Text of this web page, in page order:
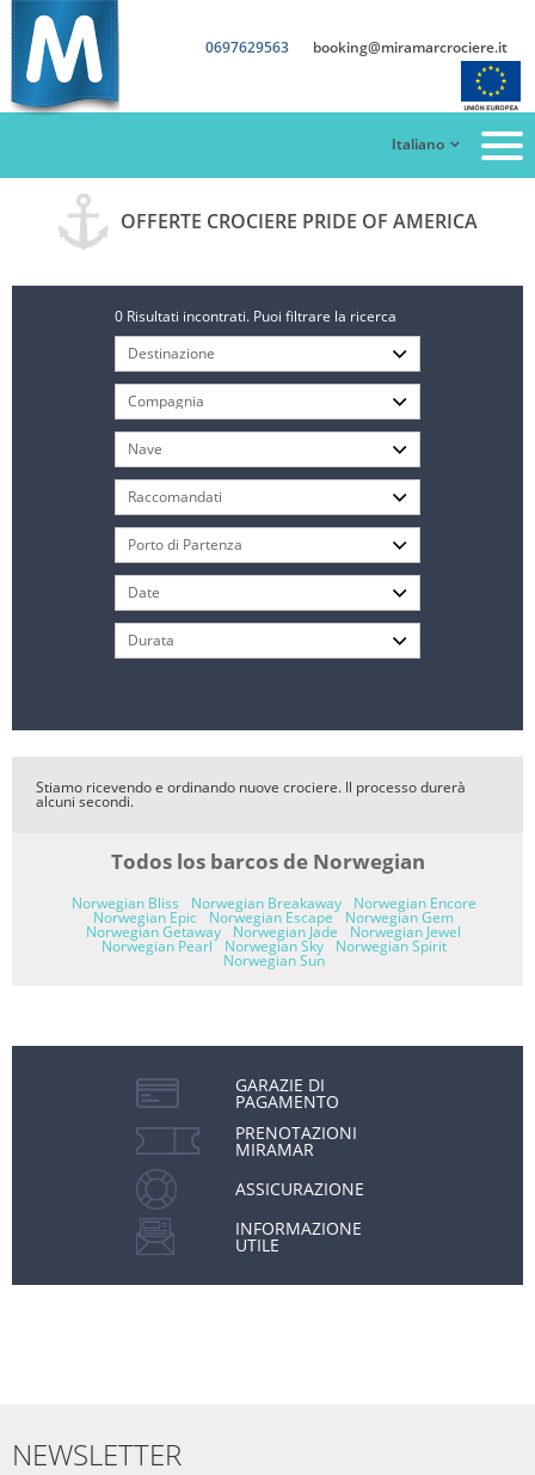
0697629563 booking@miramarcrociere.it
Italiano
OFFERTE CROCIERE PRIDE OF AMERICA
0 Risultati incontrati. Puoi filtrare la ricerca
Stiamo ricevendo e ordinando nuove crociere. Il processo durerà
alcuni secondi.
Todos los barcos de Norwegian
Norwegian Bliss Norwegian Breakaway Norwegian Encore
Norwegian Epic Norwegian Escape Norwegian Gem
Norwegian Getaway Norwegian Jade Norwegian Jewel
Norwegian Pearl Norwegian Sky Norwegian Spirit
Norwegian Sun
GARAZIE DI
PAGAMENTO
PRENOTAZIONI
MIRAMAR
ASSICURAZIONE
INFORMAZIONE
UTILE
NEWSLETTER